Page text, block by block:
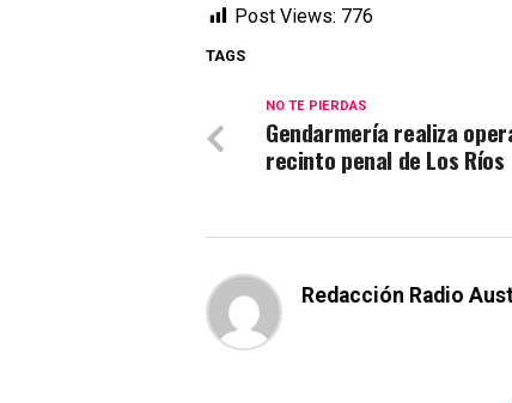
Post Views: 776
TAGS
NO TE PIERDAS
Gendarmería realiza
recinto penal de Los Ríos
Redacción Radio